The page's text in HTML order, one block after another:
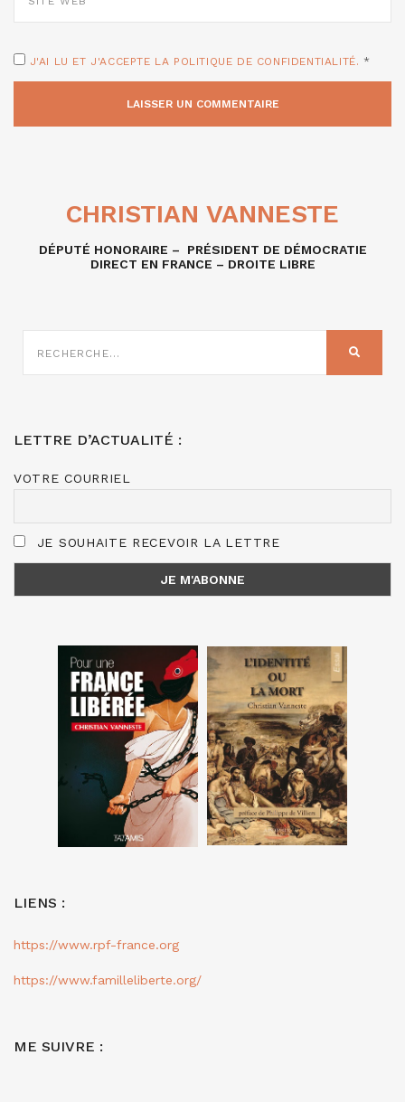
J'AI LU ET J'ACCEPTE LA POLITIQUE DE CONFIDENTIALITÉ. *
CHRISTIAN VANNESTE
DÉPUTÉ HONORAIRE – PRÉSIDENT DE DÉMOCRATIE
DIRECT EN FRANCE – DROITE LIBRE
SUR
LETTRE D’ACTUALITÉ :
VOTRE COURRIEL
JE SOUHAITE RECEVOIR LA LETTRE
LIENS :
https://www.rpf-france.org
https://www.familleliberte.org/
ME SUIVRE :